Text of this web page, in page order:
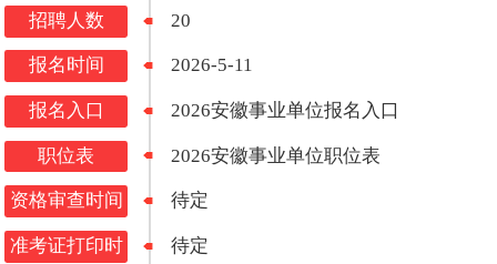
招聘人数
报名时间
报名入口
职位表
资格审查时间
准考证打印时
20
2026-5-11
2026安徽事业单位报名入口
2026安徽事业单位职位表
待定
待定